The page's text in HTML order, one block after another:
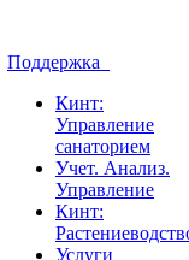
Поддержка
Кинт:
Управление
санаторием
Учет. Анализ.
Управление
Кинт:
Услуги